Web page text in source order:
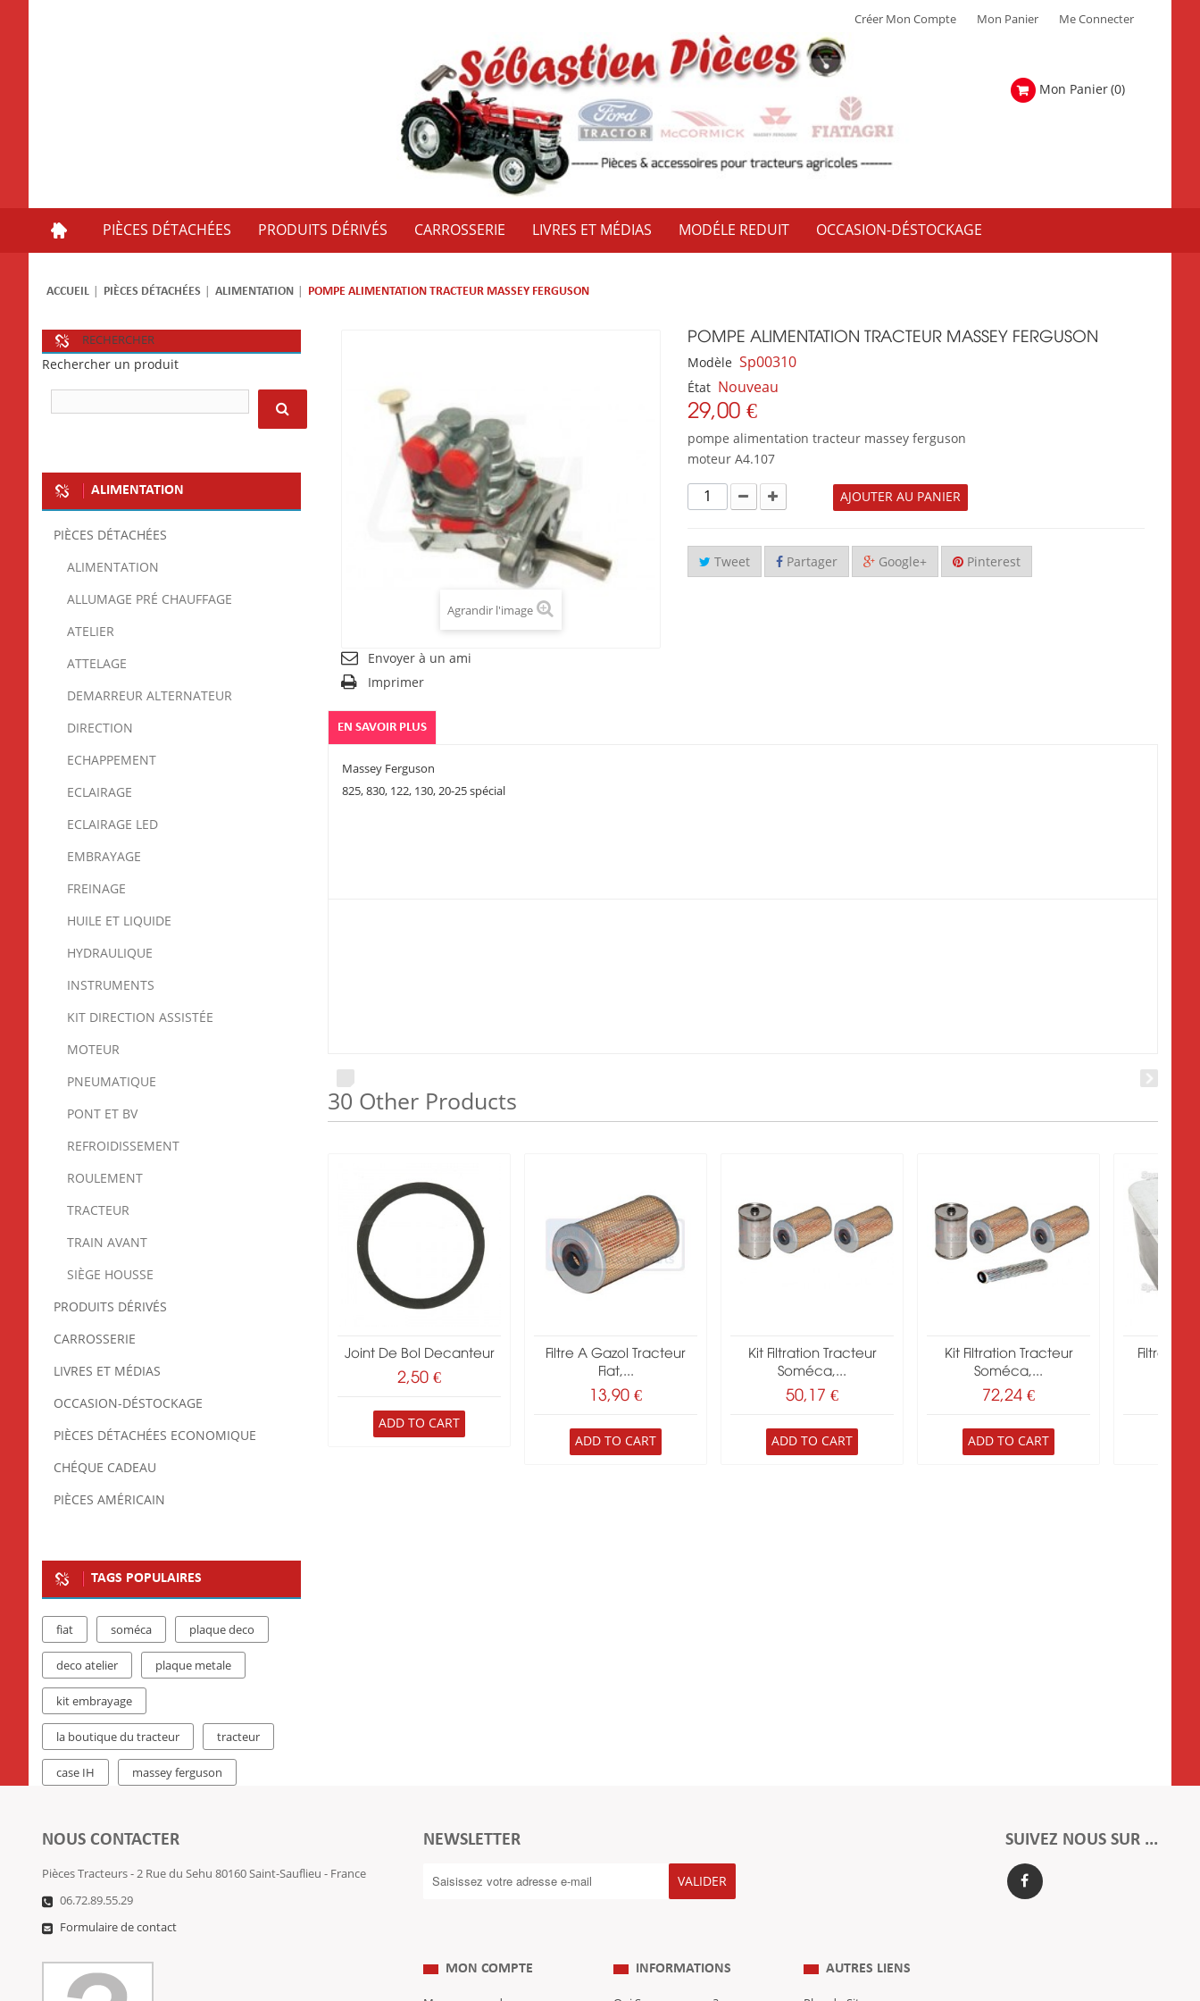
Créer Mon Compte Mon Panier Me Connecter
Mon Panier(0)
PIÈCES DÉTACHÉES PRODUITS DÉRIVÉS CARROSSERIE LIVRES ET MÉDIAS MODÉLE REDUIT OCCASION-DÉSTOCKAGE
ACCUEIL PIÈCES DÉTACHÉES ALIMENTATION POMPE ALIMENTATION TRACTEUR MASSEY FERGUSON
RECHERCHER
Rechercher un produit
ALIMENTATION
PIÈCES DÉTACHÉES
ALIMENTATION
ALLUMAGE PRÉ CHAUFFAGE
ATELIER
ATTELAGE
DEMARREUR ALTERNATEUR
DIRECTION
ECHAPPEMENT
ECLAIRAGE
ECLAIRAGE LED
EMBRAYAGE
FREINAGE
HUILE ET LIQUIDE
HYDRAULIQUE
INSTRUMENTS
KIT DIRECTION ASSISTÉE
MOTEUR
PNEUMATIQUE
PONT ET BV
REFROIDISSEMENT
ROULEMENT
TRACTEUR
TRAIN AVANT
SIÈGE HOUSSE
PRODUITS DÉRIVÉS
CARROSSERIE
LIVRES ET MÉDIAS
OCCASION-DÉSTOCKAGE
PIÈCES DÉTACHÉES ECONOMIQUE
CHÉQUE CADEAU
PIÈCES AMÉRICAIN
TAGS POPULAIRES
fiat soméca plaque deco
deco atelier plaque metale
kit embrayage
la boutique du tracteur tracteur
case IH massey ferguson
Agrandir l'image
Envoyer à un ami
Imprimer
POMPE ALIMENTATION TRACTEUR MASSEY FERGUSON
Modèle Sp00310
État Nouveau
29,00 €
pompe alimentation tracteur massey ferguson
moteur A4.107
AJOUTER AU PANIER
Tweet Partager Google+ Pinterest
EN SAVOIR PLUS
Massey Ferguson
825, 830, 122, 130, 20-25 spécial
30 Other Products
Joint De Bol Decanteur
2,50 €
ADD TO CART
Filtre A Gazol Tracteur
Fiat,...
13,90 €
ADD TO CART
Kit Filtration Tracteur
Soméca,...
50,17 €
ADD TO CART
Kit Filtration Tracteur
Soméca,...
72,24 €
ADD TO CART
Filtre
NOUS CONTACTER
Pièces Tracteurs - 2 Rue du Sehu 80160 Saint-Sauflieu - France
06.72.89.55.29
Formulaire de contact
NEWSLETTER
VALIDER
SUIVEZ NOUS SUR ...
MON COMPTE INFORMATIONS AUTRES LIENS